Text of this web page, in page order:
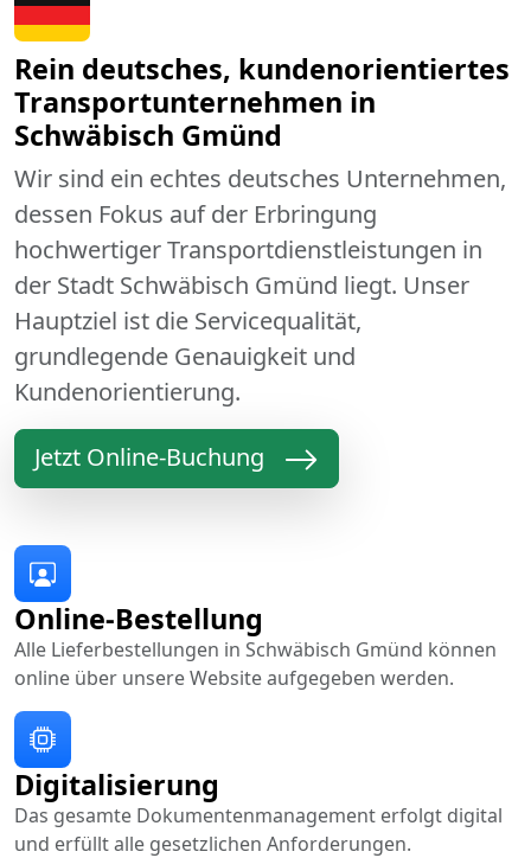
Rein deutsches, kundenorientiertes
Transportunternehmen in
Schwäbisch Gmünd
Wir sind ein echtes deutsches Unternehmen,
dessen Fokus auf der Erbringung
hochwertiger Transportdienstleistungen in
der Stadt Schwäbisch Gmünd liegt. Unser
Hauptziel ist die Servicequalität,
grundlegende Genauigkeit und
Kundenorientierung.
Jetzt Online-Buchung
Online-Bestellung
Alle Lieferbestellungen in Schwäbisch Gmünd können
online über unsere Website aufgegeben werden.
Digitalisierung
Das gesamte Dokumentenmanagement erfolgt digital
und erfüllt alle gesetzlichen Anforderungen.